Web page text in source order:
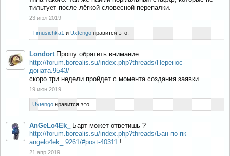
тильтует после лёгкой словесной перепалки.
23 июл 2019
Timusichka1 и Uxtengo нравится это.
Londort Прошу обратить внимание:
http://forum.borealis.su/index.php?threads/Перенос-
доната.9543/
скоро три недели пройдет с момента создания заявки
19 июн 2019
Uxtengo нравится это.
AnGeLo4Ek_
Барт может ответишь ?
http://forum.borealis.su/index.php?threads/Бан-по-пк-
angelo4ek_.9261/#post-40311 !
21 апр 2019